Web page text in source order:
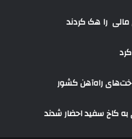
را هک کردند
راه‌آهن کشور
به کاخ سفید احضار شدند